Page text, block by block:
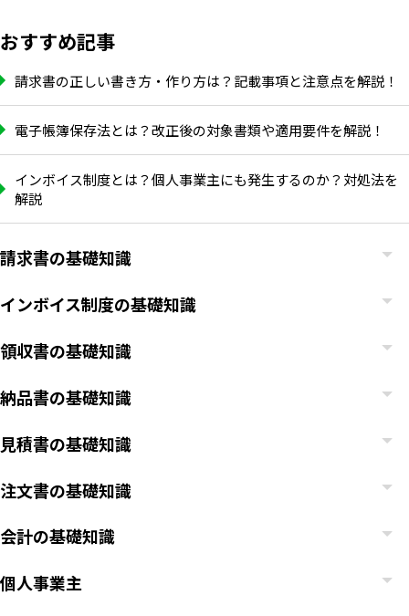
おすすめ記事
請求書の正しい書き方・作り方は？記載事項と注意点を解説！
電子帳簿保存法とは？改正後の対象書類や適用要件を解説！
インボイス制度とは？個人事業主にも発生するのか？対処法を
解説
請求書の基礎知識
インボイス制度の基礎知識
領収書の基礎知識
納品書の基礎知識
見積書の基礎知識
注文書の基礎知識
会計の基礎知識
個人事業主